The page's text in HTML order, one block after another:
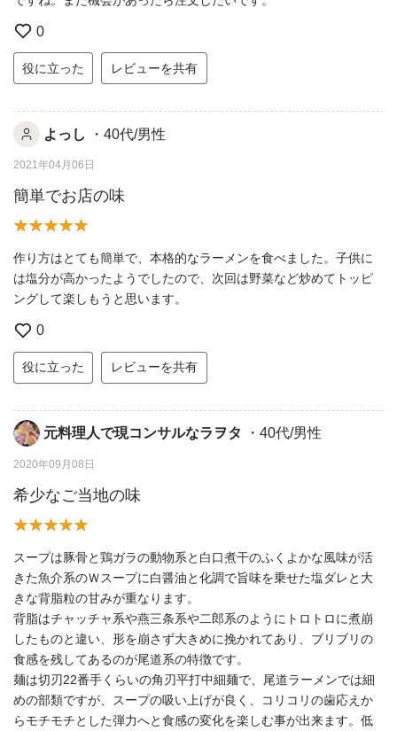
0
役に立った レビューを共有
よっし ・40代/男性
2021年04月06日
簡単でお店の味
作り方はとても簡単で、本格的なラーメンを食べました。子供に
は塩分が高かったようでしたので、次回は野菜など炒めてトッピ
ングして楽しもうと思います。
0
役に立った レビューを共有
元料理人で現コンサルなラヲタ ・40代/男性
2020年09月08日
希少なご当地の味
スープは豚骨と鶏ガラの動物系と白口煮干のふくよかな風味が活
きた魚介系のＷスープに白醤油と化調で旨味を乗せた塩ダレと大
きな背脂粒の甘みが重なります。
背脂はチャッチャ系や燕三条系や二郎系のようにトロトロに煮崩
したものと違い、形を崩さず大きめに挽かれてあり、ブリブリの
食感を残してあるのが尾道系の特徴です。
麺は切刃22番手くらいの角刃平打中細麺で、尾道ラーメンでは細
めの部類ですが、スープの吸い上げが良く、コリコリの歯応えか
らモチモチとした弾力へと食感の変化を楽しむ事が出来ます。低